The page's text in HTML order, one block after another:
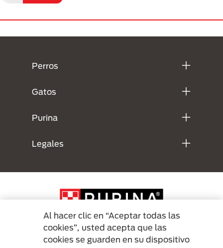
Perros
Gatos
Purina
Legales
Al hacer clic en “Aceptar todas las
cookies”, usted acepta que las
cookies se guarden en su dispositivo